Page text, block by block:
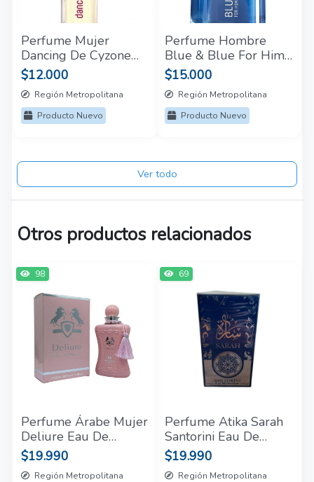
Perfume Mujer
Dancing De Cyzone
90 Ml
$12.000
Región Metropolitana
Producto Nuevo
Perfume Hombre
Blue & Blue For Him
Cyzone 75 Ml
$15.000
Región Metropolitana
Producto Nuevo
Ver todo
Otros productos relacionados
98
Perfume Árabe Mujer
Deliure Eau De
Parfum 100ml
$19.990
Región Metropolitana
69
Perfume Atika Sarah
Santorini Eau De
Parfum Hombre
100ml
$19.990
Región Metropolitana